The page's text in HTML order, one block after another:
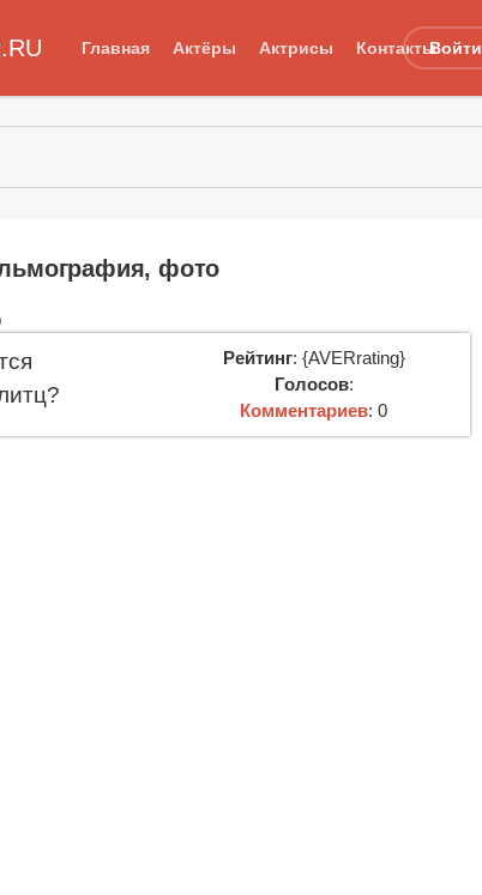
Главная Актёры Актрисы КонтактыВойти
фото
Рейтинг: {AVERrating}
Голосов:
Комментариев: 0